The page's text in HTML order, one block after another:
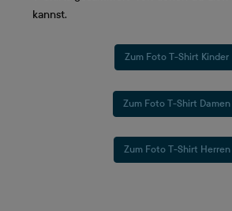
kannst.
Zum Foto T-Shirt Kinder
Zum Foto T-Shirt Damen
Zum Foto T-Shirt Herren